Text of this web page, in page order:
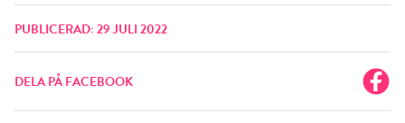
PUBLICERAD: 29 JULI 2022
DELA PÅ FACEBOOK